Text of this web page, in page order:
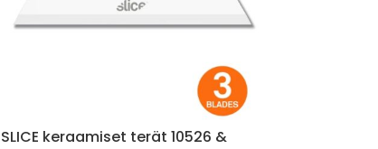
SLICE keraamiset terät 10526 &